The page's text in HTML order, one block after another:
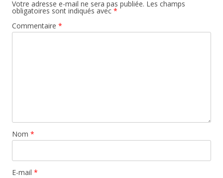
Votre adresse e-mail ne sera pas publiée. Les champs
obligatoires sont indiqués avec *
Commentaire *
Nom *
E-mail *